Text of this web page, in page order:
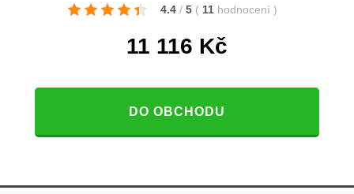
4.4 / 5 ( 11 hodnocení )
11 116 Kč
DO OBCHODU